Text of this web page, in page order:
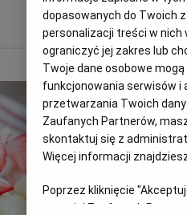
dopasowanych do Twoich
personalizacji treści w nich
ograniczyć jej zakres lub
Twoje dane osobowe
funkcjonowania serwisów i
przetwarzania Twoich
Zaufanych Partnerów,
skontaktuj się z
Więcej informacji
Poprzez kliknięcie
z o. o. jej Zaufanych